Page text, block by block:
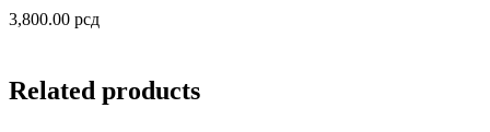
3,800.00 рсд
Related products